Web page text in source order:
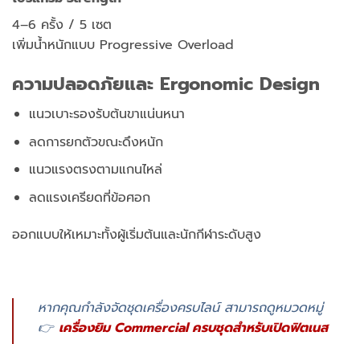
4–6 ครั้ง / 5 เซต
เพิ่มน้ำหนักแบบ Progressive Overload
ความปลอดภัยและ Ergonomic Design
แนวเบาะรองรับต้นขาแน่นหนา
ลดการยกตัวขณะดึงหนัก
แนวแรงตรงตามแกนไหล่
ลดแรงเครียดที่ข้อศอก
ออกแบบให้เหมาะทั้งผู้เริ่มต้นและนักกีฬาระดับสูง
หากคุณกำลังจัดชุดเครื่องครบไลน์ สามารถดูหมวดหมู่
👉 เครื่องยิม Commercial ครบชุดสำหรับเปิดฟิตเนส